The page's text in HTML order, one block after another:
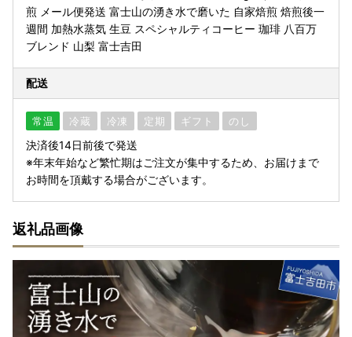
煎 メール便発送 富士山の湧き水で磨いた 自家焙煎 焙煎後一
週間 加熱水蒸気 生豆 スペシャルティコーヒー 珈琲 八百万
ブレンド 山梨 富士吉田
配送
常温 冷蔵 冷凍 定期 ギフト のし
決済後14日前後で発送
※年末年始など繁忙期はご注文が集中するため、お届けまで
お時間を頂戴する場合がございます。
返礼品画像